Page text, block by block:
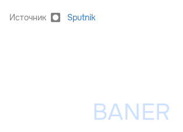
Источник Sputnik